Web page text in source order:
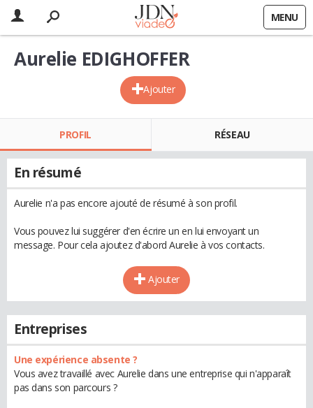
MENU
Ajouter
Aurelie EDIGHOFFER
PROFIL RÉSEAU
En résumé
Aurelie n'a pas encore ajouté de résumé à son profil.
Vous pouvez lui suggérer d'en écrire un en lui envoyant un
message. Pour cela ajoutez d'abord Aurelie à vos contacts.
Ajouter
Entreprises
Une expérience absente ?
Vous avez travaillé avec Aurelie dans une entreprise qui n'apparaît
pas dans son parcours ?